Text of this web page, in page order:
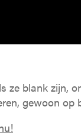
blank zijn,
gewoon